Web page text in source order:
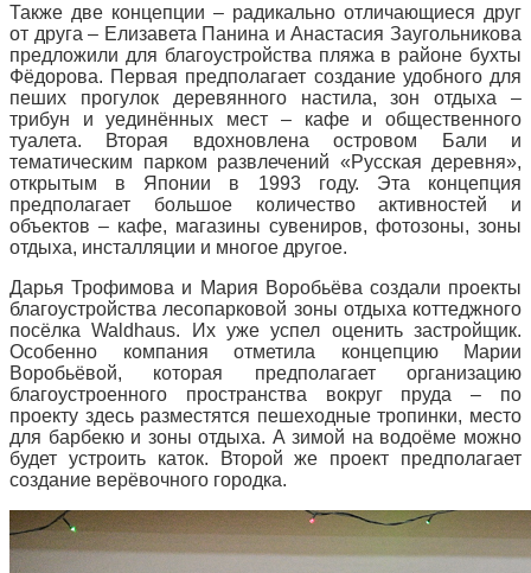
Также две концепции – радикально отличающиеся друг
от друга – Елизавета Панина и Анастасия Заугольникова
предложили для благоустройства пляжа в районе бухты
Фёдорова. Первая предполагает создание удобного для
пеших прогулок деревянного настила, зон отдыха –
трибун и уединённых мест – кафе и общественного
туалета. Вторая вдохновлена островом Бали и
тематическим парком развлечений «Русская деревня»,
открытым в Японии в 1993 году. Эта концепция
предполагает большое количество активностей и
объектов – кафе, магазины сувениров, фотозоны, зоны
отдыха, инсталляции и многое другое.
Дарья Трофимова и Мария Воробьёва создали проекты
благоустройства лесопарковой зоны отдыха коттеджного
посёлка Waldhaus. Их уже успел оценить застройщик.
Особенно компания отметила концепцию Марии
Воробьёвой, которая предполагает организацию
благоустроенного пространства вокруг пруда – по
проекту здесь разместятся пешеходные тропинки, место
для барбекю и зоны отдыха. А зимой на водоёме можно
будет устроить каток. Второй же проект предполагает
создание верёвочного городка.